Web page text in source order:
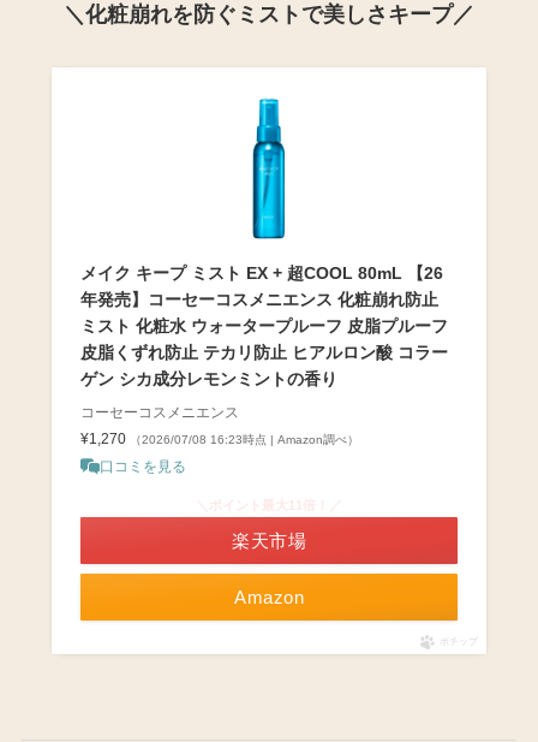
＼化粧崩れを防ぐミストで美しさキープ／
メイク キープ ミスト EX + 超COOL 80mL 【26
年発売】コーセーコスメニエンス 化粧崩れ防止
ミスト 化粧水 ウォータープルーフ 皮脂プルーフ
皮脂くずれ防止 テカリ防止 ヒアルロン酸 コラー
ゲン シカ成分レモンミントの香り
コーセーコスメニエンス
¥1,270
（2026/07/08 16:23時点 | Amazon調べ）
口コミを見る
Amazon
楽天市場
ポチップ